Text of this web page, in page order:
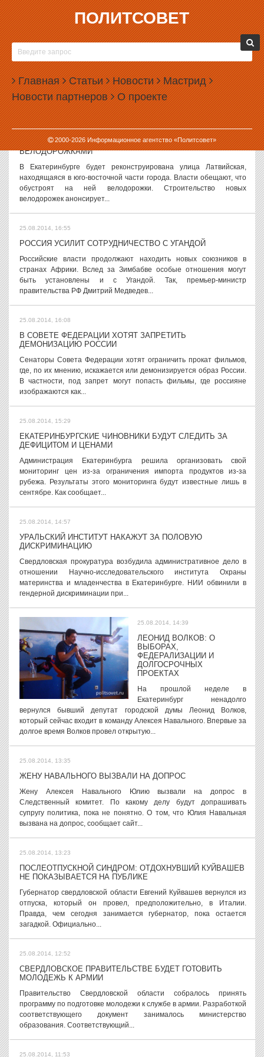
ПОЛИТСОВЕТ
Главная Статьи Новости Мастрид
Новости партнеров О проекте
2000-2026Информационное агентство «Политсовет»
25.08.2014, 18:06
СВЕРДЛОВСКАЯ ОБЛАСТЬ НАЧНЕТ ЗАМЕРЗАТЬ
В Свердловской области в ближайшее время могут начаться
первые заморозки. При этом многие города так пока и не готовы к
отопительному сезону. Синоптики обещают Уралу ночные
заморозки уже на это...
25.08.2014, 17:35
В ЕКАТЕРИНБУРГЕ ПОЯВИТСЯ ЕЩЕ ОДНА УЛИЦА С
ВЕЛОДОРОЖКАМИ
В Екатеринбурге будет реконструирована улица Латвийская,
находящаяся в юго-восточной части города. Власти обещают, что
обустроят на ней велодорожки. Строительство новых
велодорожек анонсирует...
25.08.2014, 16:55
РОССИЯ УСИЛИТ СОТРУДНИЧЕСТВО С УГАНДОЙ
Российские власти продолжают находить новых союзников в
странах Африки. Вслед за Зимбабве особые отношения могут
быть установлены и с Угандой. Так, премьер-министр
правительства РФ Дмитрий Медведев...
25.08.2014, 16:08
В СОВЕТЕ ФЕДЕРАЦИИ ХОТЯТ ЗАПРЕТИТЬ
ДЕМОНИЗАЦИЮ РОССИИ
Сенаторы Совета Федерации хотят ограничить прокат фильмов,
где, по их мнению, искажается или демонизируется образ России.
В частности, под запрет могут попасть фильмы, где россияне
изображаются как...
25.08.2014, 15:29
ЕКАТЕРИНБУРГСКИЕ ЧИНОВНИКИ БУДУТ СЛЕДИТЬ ЗА
ДЕФИЦИТОМ И ЦЕНАМИ
Администрация Екатеринбурга решила организовать свой
мониторинг цен из-за ограничения импорта продуктов из-за
рубежа. Результаты этого мониторинга будут известные лишь в
сентябре. Как сообщает...
25.08.2014, 14:57
УРАЛЬСКИЙ ИНСТИТУТ НАКАЖУТ ЗА ПОЛОВУЮ
ДИСКРИМИНАЦИЮ
Свердловская прокуратура возбудила административное дело в
отношении Научно-исследовательского института Охраны
материнства и младенчества в Екатеринбурге. НИИ обвинили в
гендерной дискриминации при...
25.08.2014, 14:39
ЛЕОНИД ВОЛКОВ: О
ВЫБОРАХ,
ФЕДЕРАЛИЗАЦИИ И
ДОЛГОСРОЧНЫХ
ПРОЕКТАХ
На прошлой неделе в
Екатеринбург ненадолго
вернулся бывший депутат городской думы Леонид Волков,
который сейчас входит в команду Алексея Навального. Впервые за
долгое время Волков провел открытую...
25.08.2014, 13:35
ЖЕНУ НАВАЛЬНОГО ВЫЗВАЛИ НА ДОПРОС
Жену Алексея Навального Юлию вызвали на допрос в
Следственный комитет. По какому делу будут допрашивать
супругу политика, пока не понятно. О том, что Юлия Навальная
вызвана на допрос, сообщает сайт...
25.08.2014, 13:23
ПОСЛЕОТПУСКНОЙ СИНДРОМ: ОТДОХНУВШИЙ КУЙВАШЕВ
НЕ ПОКАЗЫВАЕТСЯ НА ПУБЛИКЕ
Губернатор свердловской области Евгений Куйвашев вернулся из
отпуска, который он провел, предположительно, в Италии.
Правда, чем сегодня занимается губернатор, пока остается
загадкой. Официально...
25.08.2014, 12:52
СВЕРДЛОВСКОЕ ПРАВИТЕЛЬСТВЕ БУДЕТ ГОТОВИТЬ
МОЛОДЕЖЬ К АРМИИ
Правительство Свердловской области собралось принять
программу по подготовке молодежи к службе в армии. Разработкой
соответствующего документ занималось министерство
образования. Соответствующий...
25.08.2014, 11:53